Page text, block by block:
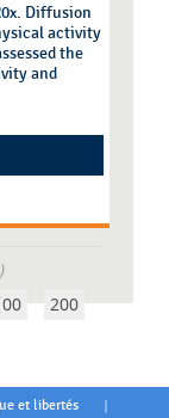
Diffusion
activity
the
and
200
et libertés |